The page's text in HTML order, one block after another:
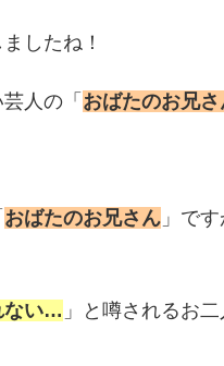
したね！
人の「 おばたのお兄さ
おばたのお兄さん 」で
ない… 」と噂されるお